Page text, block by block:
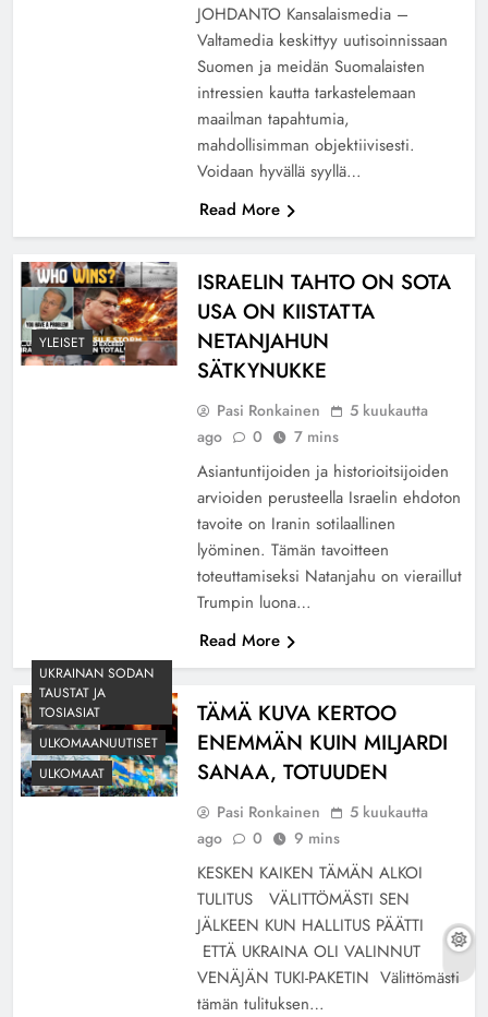
JOHDANTO Kansalaismedia –
Valtamedia keskittyy uutisoinnissaan
Suomen ja meidän Suomalaisten
intressien kautta tarkastelemaan
maailman tapahtumia,
mahdollisimman objektiivisesti.
Voidaan hyvällä syyllä…
Read More
YLEISET
ISRAELIN TAHTO ON SOTA
USA ON KIISTATTA
NETANJAHUN
SÄTKYNUKKE
Pasi Ronkainen
5 kuukautta
ago
0 7 mins
Asiantuntijoiden ja historioitsijoiden
arvioiden perusteella Israelin ehdoton
tavoite on Iranin sotilaallinen
lyöminen. Tämän tavoitteen
toteuttamiseksi Natanjahu on vieraillut
Trumpin luona…
Read More
UKRAINAN SODAN
TAUSTAT JA
TOSIASIAT
ULKOMAANUUTISET
ULKOMAAT
TÄMÄ KUVA KERTOO
ENEMMÄN KUIN MILJARDI
SANAA, TOTUUDEN
Pasi Ronkainen
5 kuukautta
ago
0 9 mins
KESKEN KAIKEN TÄMÄN ALKOI
TULITUS VÄLITTÖMÄSTI SEN
JÄLKEEN KUN HALLITUS PÄÄTTI
ETTÄ UKRAINA OLI VALINNUT
VENÄJÄN TUKI-PAKETIN Välittömästi
tämän tulituksen…